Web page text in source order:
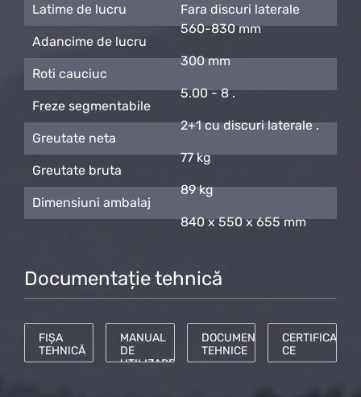
Latime de lucru
Fara discuri laterale
560-830 mm
Adancime de lucru
300 mm
Roti cauciuc
5.00 - 8 .
Freze segmentabile
2+1 cu discuri laterale .
Greutate neta
77 kg
Greutate bruta
89 kg
Dimensiuni ambalaj
840 x 550 x 655 mm
Documentație tehnică
FIȘA
TEHNICĂ
MANUAL
DE
UTILIZARE
DOCUMENTE
TEHNICE
CERTIFICAT
CE